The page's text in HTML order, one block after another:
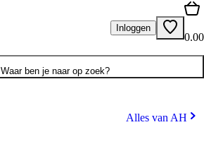
Inloggen
0.00
Waar ben je naar op zoek?
Alles van AH